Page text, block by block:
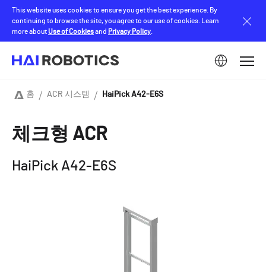
main
content
This website uses cookies to ensure you get the best experience. By
continuing to browse the site, you agree to our use of cookies. Learn
more about Use of Cookiesand Privacy Policy
Image
Breadcrumb
홈 ACR 시스템 HaiPick A42-E6S
체크형 ACR
HaiPick A42-E6S